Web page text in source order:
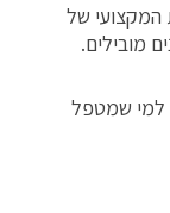
המקצועי של
מובילים.
למי שמטפל